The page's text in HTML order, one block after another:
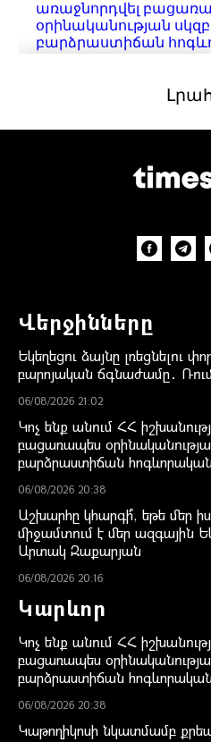
Վերջինները
Եկեղեցու ձայնը լռեցնելու
բարոյական ճգնաժամը․
06/08/2026 21:02
Կոչ ենք անում ՀՀ
բացառապես
բարձրաստիճան
06/08/2026 20:38
Աշխարհը կհարգի՞, եթե
միջամտում է մեր ազգային
Արտակ Զաքարյան
06/08/2026 20:16
Կարևոր
Կոչ ենք անում ՀՀ
բացառապես
բարձրաստիճան
06/08/2026 20:38
Կաթողիկոսի նկատմամբ